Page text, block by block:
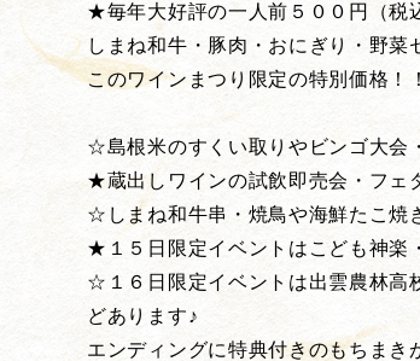
★毎年大好評の一人前５００円（税
しまね和牛・豚肉・おにぎり・野菜
このワインまつり限定の特別価格！
☆島根米のすくい取りやビンゴ大会
★蔵出しワインの試飲即売会・フェ
☆しまね和牛串・焼鳥や海鮮たこ焼
★１５日限定イベントはこども神楽
☆１６日限定イベントは出雲農林高
どあります♪
エンディングに特典付きのもちまき